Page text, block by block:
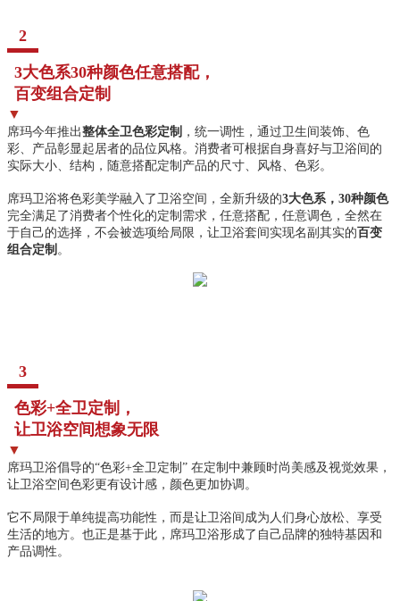
2
3大色系30种颜色任意搭配，
百变组合定制
▼
席玛今年推出整体全卫色彩定制 ，统一调性，通过卫生间装饰、色
彩、产品彰显起居者的品位风格。消费者可根据自身喜好与卫浴间的
实际大小、结构，随意搭配定制产品的尺寸、风格、色彩。
席玛卫浴将色彩美学融入了卫浴空间，全新升级的3大色系，30种颜色
完全满足了消费者个性化的定制需求，任意搭配，任意调色，全然在
于自己的选择，不会被选项给局限，让卫浴套间实现名副其实的百变
组合定制 。
3
色彩+全卫定制，
让卫浴空间想象无限
▼
席玛卫浴倡导的“色彩+全卫定制” 在定制中兼顾时尚美感及视觉效果，
让卫浴空间色彩更有设计感，颜色更加协调。
它不局限于单纯提高功能性，而是让卫浴间成为人们身心放松、享受
生活的地方。也正是基于此，席玛卫浴形成了自己品牌的独特基因和
产品调性。